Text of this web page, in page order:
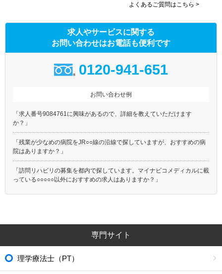
よくあるご質問はこちら >
求人やサービスに関する
お問い合わせはお電話も便利です
0120-941-651
お問い合わせ例
「求人番号9084761に興味があるので、詳細を教えていただけます
か？」
「残業が少なめの病院をJR○○線の沿線で探していますが、おすすめの病
院はありますか？」
「訪問リハビリの募集を都内で探しています。マイナビコメディカルに載
っている○○○○○以外におすすめの求人はありますか？」
専門サイト
理学療法士（PT）